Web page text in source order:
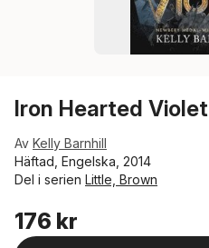
Iron Hearted Violet
Av Kelly Barnhill
Häftad, Engelska, 2014
Del i serien Little, Brown
176 kr